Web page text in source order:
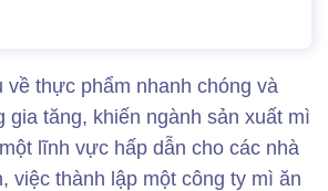
về thực phẩm nhanh chóng và
gia tăng, khiến ngành sản xuất mì
lĩnh vực hấp dẫn cho các nhà
việc thành lập một công ty mì ăn